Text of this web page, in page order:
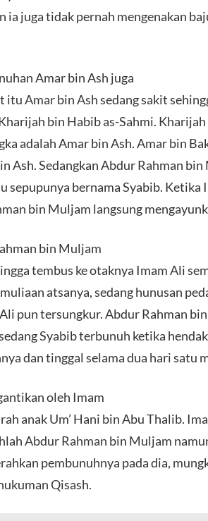
ia juga tidak pernah mengenakan
Amar bin Ash juga
itu Amar bin Ash sedang sakit
bin Habib as-Sahmi.
adalah Amar bin Ash. Amar bin
Ash. Sedangkan Abdur Rahman
sepupunya bernama Syabib. Ketika
bin Muljam langsung
bin Muljam
tembus ke otaknya Imam Ali
atsanya, sedang hunusan
pun tersungkur. Abdur Rahman
Syabib terbunuh ketika
dan tinggal selama dua hari satu
oleh Imam
anak Um’ Hani bin Abu Thalib.
Abdur Rahman bin Muljam
pembunuhnya pada dia,
Qisash.